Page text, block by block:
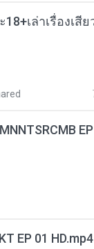
EP 01 HD.mp4